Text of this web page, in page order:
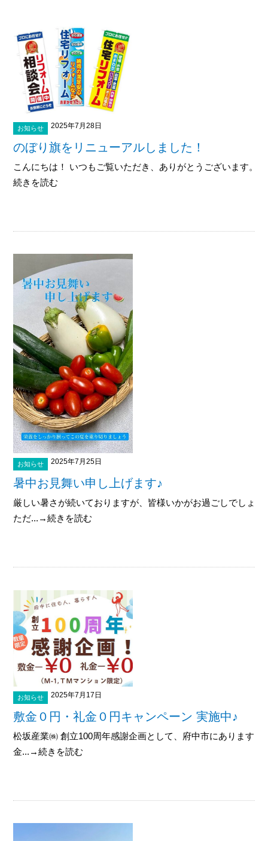
お知らせ 2025年7月28日
のぼり旗をリニューアルしました！
こんにちは！ いつもご覧いただき、ありがとうございます。
続きを読む
お知らせ 2025年7月25日
暑中お見舞い申し上げます♪
厳しい暑さが続いておりますが、皆様いかがお過ごしでしょ
ただ...→続きを読む
お知らせ 2025年7月17日
敷金０円・礼金０円キャンペーン 実施中♪
松坂産業㈱ 創立100周年感謝企画として、府中市にあります
金...→続きを読む